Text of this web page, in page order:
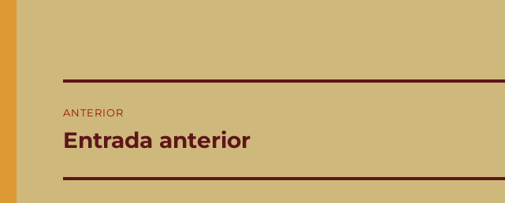
de
ANTERIOR
Entrada
Entrada anterior